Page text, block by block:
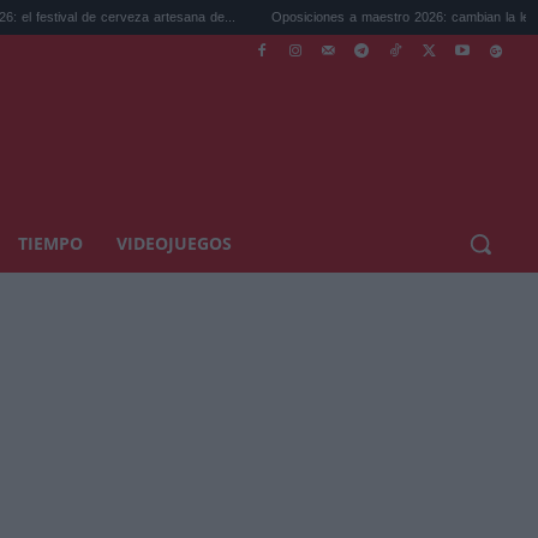
cerveza artesana de... Oposiciones a maestro 2026: cambian la legislación...
TIEMPO VIDEOJUEGOS